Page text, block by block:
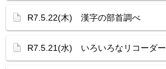
R7.5.22(木) 漢字の部首調べ
R7.5.21(水) いろいろなリコーダー